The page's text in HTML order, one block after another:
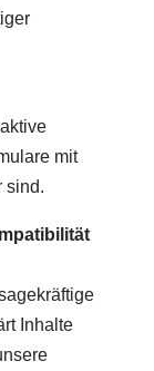
mit
sind.
Inhalte